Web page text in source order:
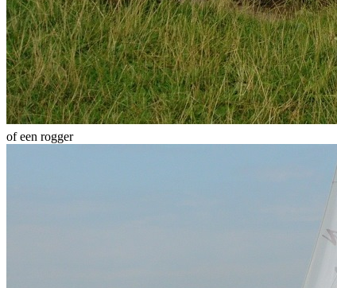
of een rogger